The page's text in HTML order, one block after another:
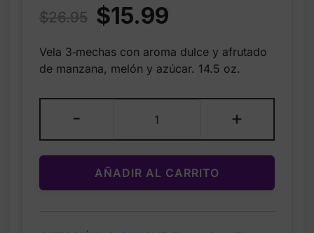
$26.95 Original
was:
$15.99
is:
Vela 3‑mechas con aroma dulce y afrutado
de manzana, melón y azúcar. 14.5 oz.
-
Apple
Punch
3-
Wick
Candle
+
AÑADIR AL CARRITO